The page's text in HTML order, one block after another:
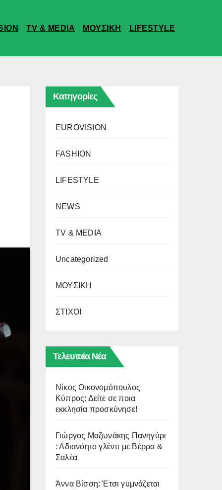
TV & MEDIA ΜΟΥΣΙΚΗ LIFESTYLE
Κατηγορίες
EUROVISION
FASHION
LIFESTYLE
NEWS
TV & MEDIA
Uncategorized
ΜΟΥΣΙΚΗ
ΣΤΙΧΟΙ
Τελευταία Νέα
Νίκος Οικονομόπουλος
Κύπρος: Δείτε σε ποια
εκκλησία προσκύνησε!
Γιώργος Μαζωνάκης Πανηγύρι
: Αδιανόητο γλέντι με Βέρρα &
Σαλέα
Άννα Βίσση: Έτσι γυμνάζεται